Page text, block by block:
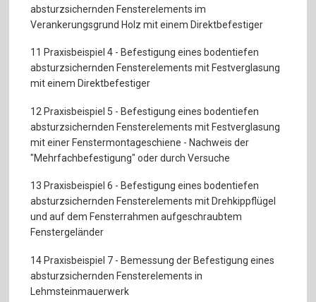
absturzsichernden Fensterelements im
Verankerungsgrund Holz mit einem Direktbefestiger
11 Praxisbeispiel 4 - Befestigung eines bodentiefen
absturzsichernden Fensterelements mit Festverglasung
mit einem Direktbefestiger
12 Praxisbeispiel 5 - Befestigung eines bodentiefen
absturzsichernden Fensterelements mit Festverglasung
mit einer Fenstermontageschiene - Nachweis der
"Mehrfachbefestigung" oder durch Versuche
13 Praxisbeispiel 6 - Befestigung eines bodentiefen
absturzsichernden Fensterelements mit Drehkippflügel
und auf dem Fensterrahmen aufgeschraubtem
Fenstergeländer
14 Praxisbeispiel 7 - Bemessung der Befestigung eines
absturzsichernden Fensterelements in
Lehmsteinmauerwerk